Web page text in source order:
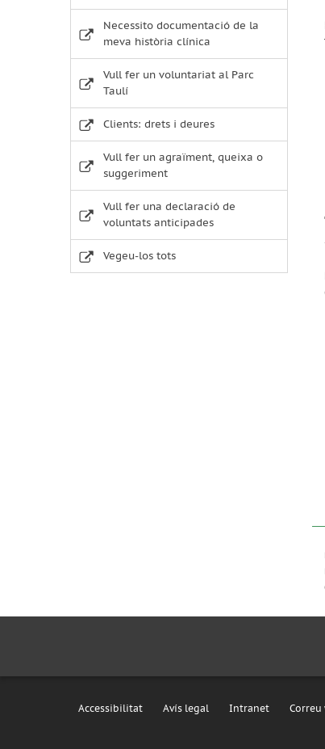
Necessito documentació de la
meva història clínica
Vull fer un voluntariat al Parc
Taulí
Clients: drets i deures
Vull fer un agraïment, queixa o
suggeriment
Vull fer una declaració de
voluntats anticipades
Vegeu-los tots
Accessibilitat Avís legal Intranet Correu